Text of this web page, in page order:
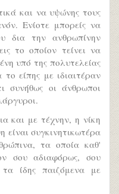
και να υψώνης τους
Eνίοτε μπορείς να
δια την ανθρωπίνην
το οποίον τείνει να
υπό της πολυτελείας
είπης με ιδιαιτέραν
συνήθως οι άνθρωποι
και με τέχνην, η νίκη
είναι συγκινητικωτέρα
τα οποία καθ'
σου αδιαφόρως, σου
ίδης παιζόμενα με